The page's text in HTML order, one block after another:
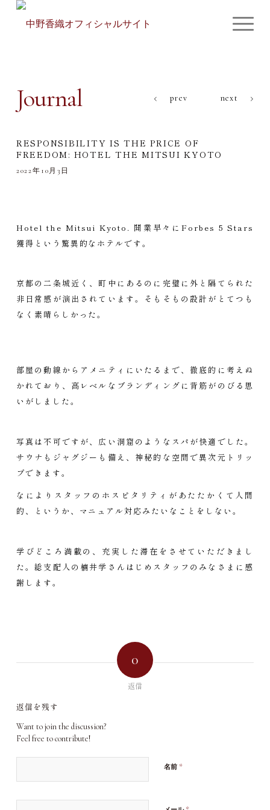
Journal prev next
RESPONSIBILITY IS THE PRICE OF
FREEDOM: HOTEL THE MITSUI KYOTO
2022年10月3日
Hotel the Mitsui Kyoto. 開業早々にForbes 5 Stars
獲得という驚異的なホテルです。
京都の二条城近く、町中にあるのに完璧に外と隔てられた
非日常感が演出されています。そもそもの設計がとてつも
なく素晴らしかった。
部屋の動線からアメニティにいたるまで、徹底的に考えぬ
かれており、高レベルなブランディングに背筋がのびる思
いがしました。
写真は不可ですが、広い洞窟のようなスパが快適でした。
サウナもジャグジーも備え、神秘的な空間で異次元トリッ
プできます。
なによりスタッフのホスピタリティがあたたかくて人間
的、というか、マニュアル対応みたいなことをしない。
学びどころ満載の、充実した滞在をさせていただきまし
た。総支配人の楠井学さんはじめスタッフのみなさまに感
謝します。
0
返信
返信を残す
Want to join the discussion?
Feel free to contribute!
名前 *